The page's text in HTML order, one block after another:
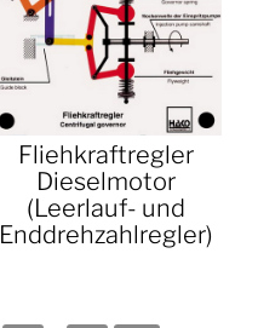
Fliehkraftregler
Dieselmotor
(Leerlauf- und
Enddrehzahlregler)